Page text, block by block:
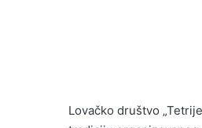
Lovačko društvo